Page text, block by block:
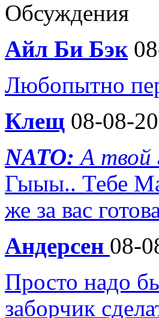
Обсуждения
Айл Би Бэк
Любопытно
Клещ 08-08-
NATO:А твой
Гыыы.. Тебе
же за вас
Андерсен 08-
Просто надо
заборчик